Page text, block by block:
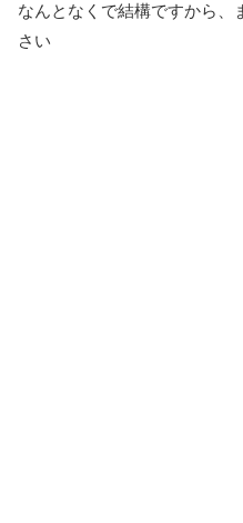
なんとなくで結構ですから、
さい